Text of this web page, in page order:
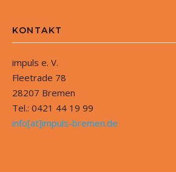
KONTAKT
impuls e. V.
Fleetrade 78
28207 Bremen
Tel.: 0421 44 19 99
info[at]impuls-bremen.de